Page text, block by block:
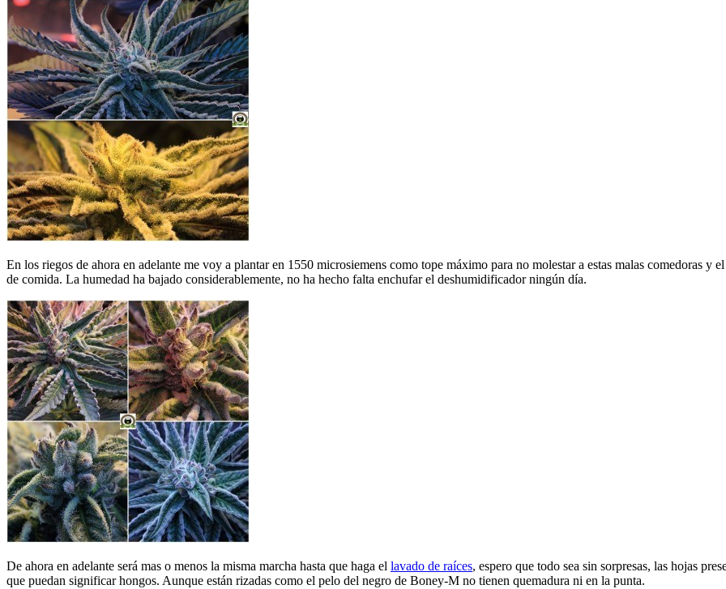
En los riegos de ahora en adelante me voy a plantar en 1550 microsiemens como tope máximo para no molestar a estas malas comedoras y
de comida. La humedad ha bajado considerablemente, no ha hecho falta enchufar el deshumidificador ningún día.
De ahora en adelante será mas o menos la misma marcha hasta que haga el lavado de raíces, espero que todo sea sin sorpresas, las hojas
que puedan significar hongos. Aunque están rizadas como el pelo del negro de Boney-M no tienen quemadura ni en la punta.